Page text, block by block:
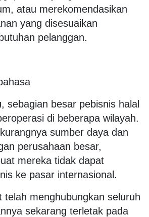
atau merekomendasikan
yang disesuaikan
pelanggan.
sebagian besar pebisnis halal
di beberapa wilayah.
sumber daya dan
perusahaan besar,
mereka tidak dapat
ke pasar internasional.
telah menghubungkan seluruh
sekarang terletak pada